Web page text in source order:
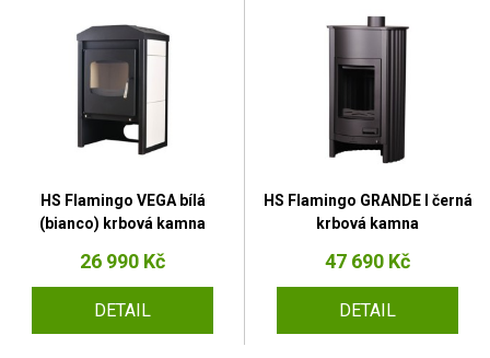
HS Flamingo VEGA bílá
(bianco) krbová kamna
26 990 Kč
DETAIL
HS Flamingo GRANDE I černá
krbová kamna
47 690 Kč
DETAIL